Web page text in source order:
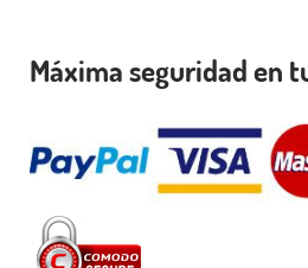
Máxima seguridad en